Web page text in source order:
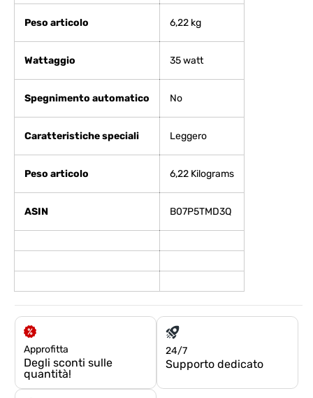
Peso articolo ‎6,22 kg
Wattaggio ‎35 watt
Spegnimento automatico ‎No
Caratteristiche speciali ‎Leggero
Peso articolo ‎6,22 Kilograms
ASIN B07P5TMD3Q
Approfitta
Degli sconti sulle
quantità!
24/7
Supporto dedicato